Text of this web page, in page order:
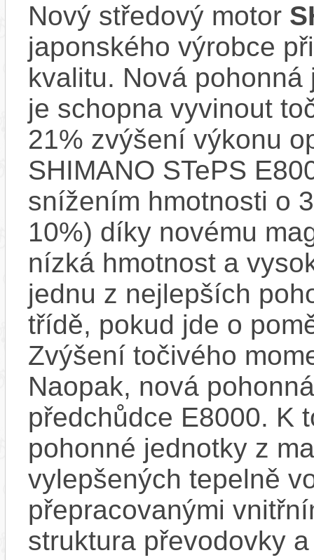
Nový středový motor
japonského výrobce
kvalitu. Nová
je schopna vyvinout
21% zvýšení výkonu
SHIMANO STePS
snížením hmotnosti o
10%) díky novému
nízká hmotnost a
jednu z nejlepších
třídě, pokud jde o
Zvýšení točivého
Naopak, nová
předchůdce E8000. K
pohonné jednotky z
vylepšených tepelně
přepracovanými
struktura převodovky